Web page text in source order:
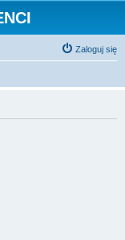
Zaloguj się